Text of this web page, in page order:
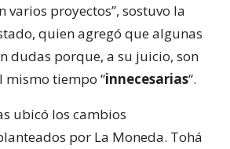
varios proyectos”, sostuvo la
quien agregó que algunas
dudas porque, a su juicio, son
mismo tiempo “innecesarias“.
ubicó los cambios
por La Moneda. Tohá